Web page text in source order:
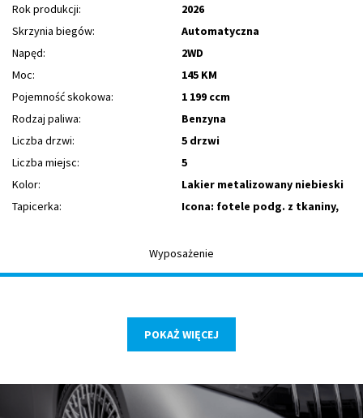
Rok produkcji:
2026
Skrzynia biegów:
Automatyczna
Napęd:
2WD
Moc:
145 KM
Pojemność skokowa:
1 199 ccm
Rodzaj paliwa:
Benzyna
Liczba drzwi:
5 drzwi
Liczba miejsc:
5
Kolor:
Lakier metalizowany niebieski
Tapicerka:
Icona: fotele podg. z tkaniny,
Wyposażenie
POKAŻ WIĘCEJ